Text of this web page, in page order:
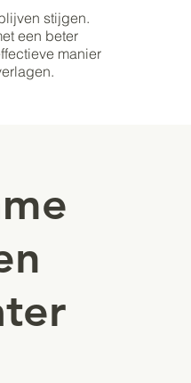
stijgen.
een beter
manier